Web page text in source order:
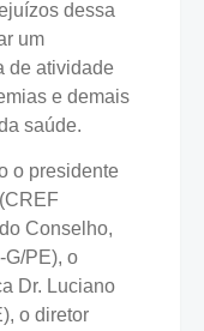
dessa
um
de atividade
e demais
saúde.
o presidente
Conselho,
G/PE), o
Dr. Luciano
o diretor